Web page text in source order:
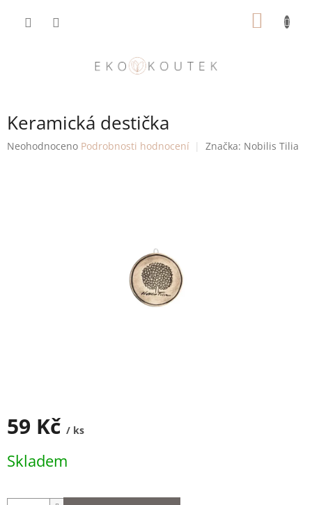
Keramická destička
Průměrné
Neohodnoceno Podrobnosti hodnocení Značka: Nobilis Tilia
59 Kč / ks
cena:
Skladem